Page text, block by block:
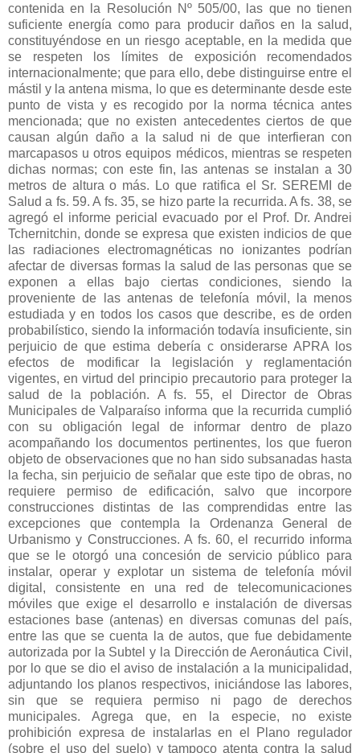
contenida en la Resolución Nº 505/00, las que no tienen
suficiente energía como para producir daños en la salud,
constituyéndose en un riesgo aceptable, en la medida que
se respeten los límites de exposición recomendados
internacionalmente; que para ello, debe distinguirse entre el
mástil y la antena misma, lo que es determinante desde este
punto de vista y es recogido por la norma técnica antes
mencionada; que no existen antecedentes ciertos de que
causan algún daño a la salud ni de que interfieran con
marcapasos u otros equipos médicos, mientras se respeten
dichas normas; con este fin, las antenas se instalan a 30
metros de altura o más. Lo que ratifica el Sr. SEREMI de
Salud a fs. 59. A fs. 35, se hizo parte la recurrida. A fs. 38, se
agregó el informe pericial evacuado por el Prof. Dr. Andrei
Tchernitchin, donde se expresa que existen indicios de que
las radiaciones electromagnéticas no ionizantes podrían
afectar de diversas formas la salud de las personas que se
exponen a ellas bajo ciertas condiciones, siendo la
proveniente de las antenas de telefonía móvil, la menos
estudiada y en todos los casos que describe, es de orden
probabilístico, siendo la información todavía insuficiente, sin
perjuicio de que estima debería c onsiderarse APRA los
efectos de modificar la legislación y reglamentación
vigentes, en virtud del principio precautorio para proteger la
salud de la población. A fs. 55, el Director de Obras
Municipales de Valparaíso informa que la recurrida cumplió
con su obligación legal de informar dentro de plazo
acompañando los documentos pertinentes, los que fueron
objeto de observaciones que no han sido subsanadas hasta
la fecha, sin perjuicio de señalar que este tipo de obras, no
requiere permiso de edificación, salvo que incorpore
construcciones distintas de las comprendidas entre las
excepciones que contempla la Ordenanza General de
Urbanismo y Construcciones. A fs. 60, el recurrido informa
que se le otorgó una concesión de servicio público para
instalar, operar y explotar un sistema de telefonía móvil
digital, consistente en una red de telecomunicaciones
móviles que exige el desarrollo e instalación de diversas
estaciones base (antenas) en diversas comunas del país,
entre las que se cuenta la de autos, que fue debidamente
autorizada por la Subtel y la Dirección de Aeronáutica Civil,
por lo que se dio el aviso de instalación a la municipalidad,
adjuntando los planos respectivos, iniciándose las labores,
sin que se requiera permiso ni pago de derechos
municipales. Agrega que, en la especie, no existe
prohibición expresa de instalarlas en el Plano regulador
(sobre el uso del suelo) y tampoco atenta contra la salud